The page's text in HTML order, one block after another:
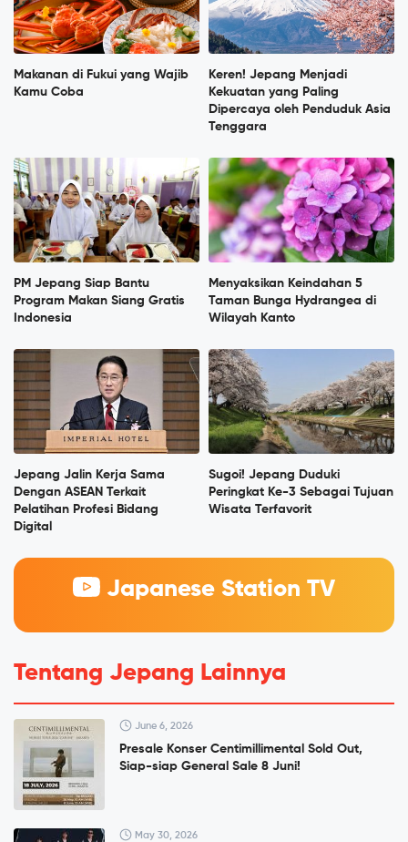
Makanan di Fukui yang Wajib
Kamu Coba
Keren! Jepang Menjadi
Kekuatan yang Paling
Dipercaya oleh Penduduk Asia
Tenggara
PM Jepang Siap Bantu
Program Makan Siang Gratis
Indonesia
Menyaksikan Keindahan 5
Taman Bunga Hydrangea di
Wilayah Kanto
Jepang Jalin Kerja Sama
Dengan ASEAN Terkait
Pelatihan Profesi Bidang
Digital
Sugoi! Jepang Duduki
Peringkat Ke-3 Sebagai Tujuan
Wisata Terfavorit
Japanese Station TV
Tentang Jepang Lainnya
June 6, 2026
Presale Konser Centimillimental Sold Out,
Siap-siap General Sale 8 Juni!
May 30, 2026